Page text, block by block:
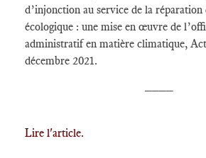
d’injonction au service de la
écologique : une mise en œuvre de
administratif en matière climatique,
décembre 2021.
Lire l'article.